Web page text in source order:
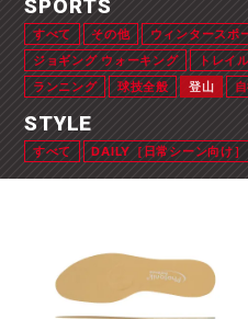
SPORTS
すべて その他 ウィンタースポ
ジョギング ウォーキング
トレイ
ランニング
球技全般 登山
STYLE
すべて DAILY［日常シーン向け］